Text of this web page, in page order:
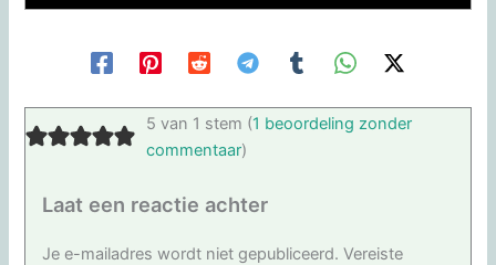
5 van 1 stem (1 beoordeling zonder
commentaar)
Laat een reactie achter
Je e-mailadres wordt niet gepubliceerd. Vereiste